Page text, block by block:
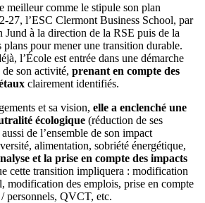
meilleur comme le stipule son plan
27, l’ESC Clermont Business School, par
Jund à la direction de la RSE puis de la
pour mener une transition durable.
l’École est entrée dans une démarche
son activité, prenant en compte des
clairement identifiés.
et sa vision, elle a enclenché une
écologique (réduction de ses
de l’ensemble de son impact
alimentation, sobriété énergétique,
et la prise en compte des impacts
cette transition impliquera : modification
modification des emplois, prise en compte
personnels, QVCT, etc.